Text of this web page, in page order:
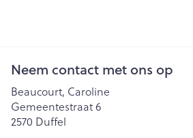
Neem contact met ons op
Beaucourt, Caroline
Gemeentestraat 6
2570 Duffel